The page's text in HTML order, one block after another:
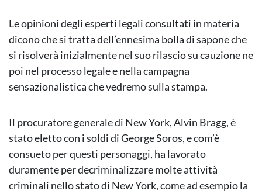
Le opinioni degli esperti legali consultati in materia
dicono che si tratta dell’ennesima bolla di sapone che
si risolverà inizialmente nel suo rilascio su cauzione ne
poi nel processo legale e nella campagna
sensazionalistica che vedremo sulla stampa.
Il procuratore generale di New York, Alvin Bragg, è
stato eletto con i soldi di George Soros, e com’è
consueto per questi personaggi, ha lavorato
duramente per decriminalizzare molte attività
criminali nello stato di New York, come ad esempio la